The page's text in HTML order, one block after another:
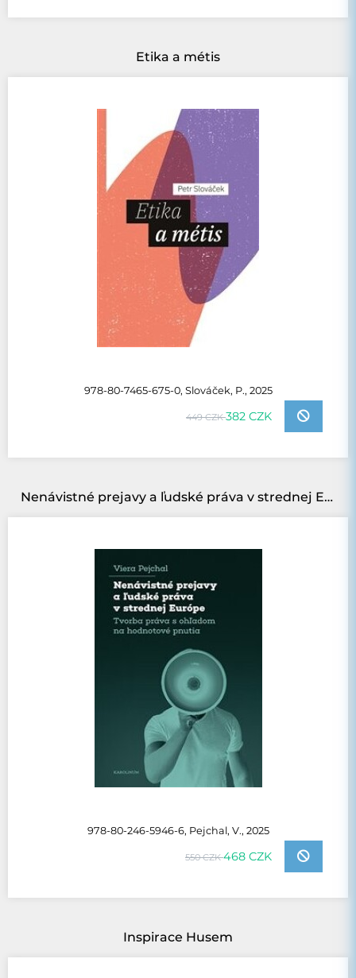
Etika a métis
978-80-7465-675-0, Slováček, P., 2025
449 CZK382 CZK
Nenávistné prejavy a ľudské práva v strednej Európe: Tvorba práva s ohľadom na hodnotové pnutia
978-80-246-5946-6, Pejchal, V., 2025
550 CZK468 CZK
Inspirace Husem